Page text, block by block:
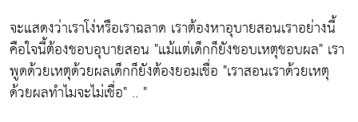
จะแสดงว่าเราโง่หรือเราฉลาด เราต้องหาอุบายสอนเราอย่างนี้
คือใจนี้ต้องชอบอุบายสอน "แม้แต่เด็กก็ยังชอบเหตุชอบผล" เรา
พูดด้วยเหตุด้วยผลเด็กก็ยังต้องยอมเชื่อ "เราสอนเราด้วยเหตุ
ด้วยผลทำไมจะไม่เชื่อ" .. "